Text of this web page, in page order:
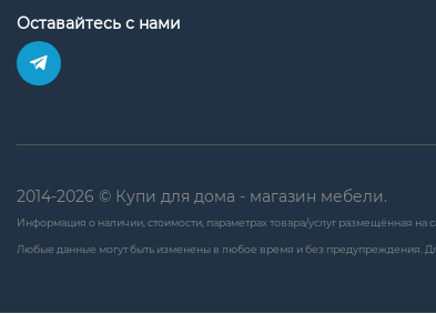
Оставайтесь с нами
2014-2026 © Купи для дома - магазин мебели.
Информация о наличии, стоимости, параметрах товара/услуг размещённая
Любые данные могут быть изменены в любое время и без предупреждения.